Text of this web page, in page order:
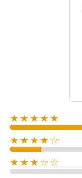
★★★★★
★★★★☆
★★★☆☆